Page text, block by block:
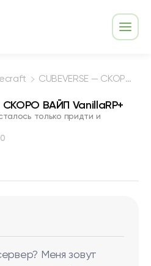
CUBEVERSE — СКОРО ВАЙП VanillaRP+
СКОРО ВАЙП VanillaRP+
только придти и
0
Меня зовут